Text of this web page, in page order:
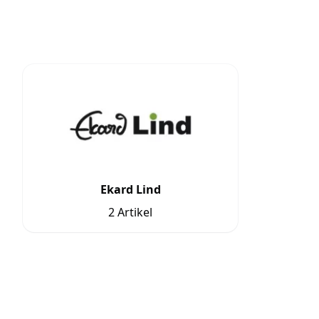
Ekard Lind
2 Artikel